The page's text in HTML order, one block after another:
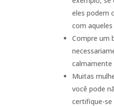
eles podem
com
Compre um
calmamente
Muitas
você pode
certifique-se